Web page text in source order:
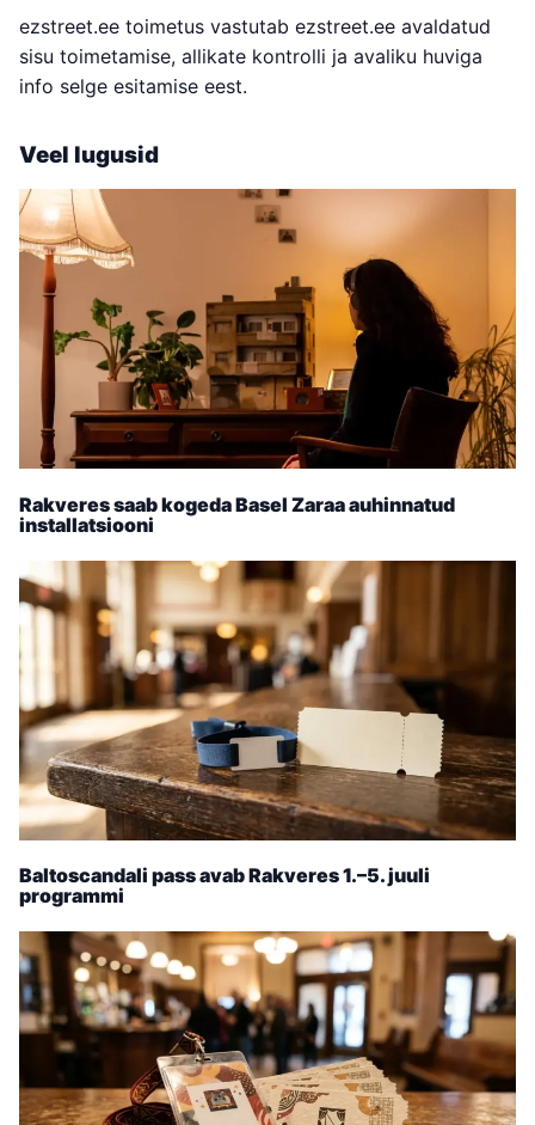
ezstreet.ee toimetus vastutab ezstreet.ee avaldatud
sisu toimetamise, allikate kontrolli ja avaliku huviga
info selge esitamise eest.
Veel lugusid
Rakveres saab kogeda Basel Zaraa auhinnatud
installatsiooni
Baltoscandali pass avab Rakveres 1.–5. juuli
programmi